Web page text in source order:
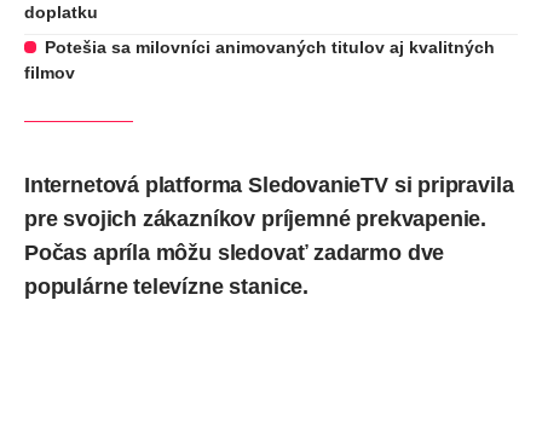
doplatku
Potešia sa milovníci animovaných titulov aj kvalitných
filmov
Internetová platformaSledovanieTVsi pripravila
pre svojich zákazníkov príjemné prekvapenie.
Počas apríla môžu sledovať zadarmo dve
populárne televízne stanice.